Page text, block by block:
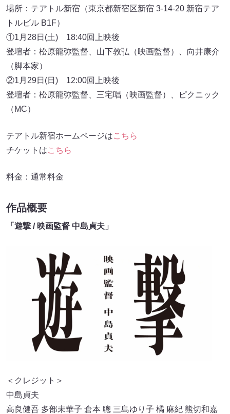
場所：テアトル新宿（東京都新宿区新宿 3-14-20 新宿テア
トルビル B1F）
①1月28日(土) 18:40回上映後
登壇者：松原龍弥監督、山下敦弘（映画監督）、向井康介
（脚本家）
②1月29日(日) 12:00回上映後
登壇者：松原龍弥監督、三宅唱（映画監督）、ピクニック
（MC）
テアトル新宿ホームページはこちら
チケットはこちら
料金：通常料金
作品概要
「遊撃 / 映画監督 中島貞夫」
＜クレジット＞
中島貞夫
高良健吾 多部未華子 倉本 聰 三島ゆり子 橘 麻紀 熊切和嘉